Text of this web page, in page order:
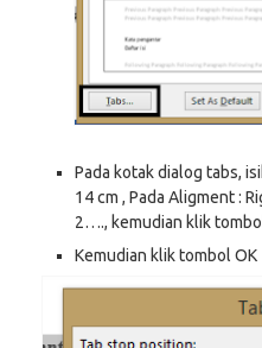
Pada kotak dialog tabs,
14 cm , Pada Aligment :
2…., kemudian klik
Kemudian klik tombol OK